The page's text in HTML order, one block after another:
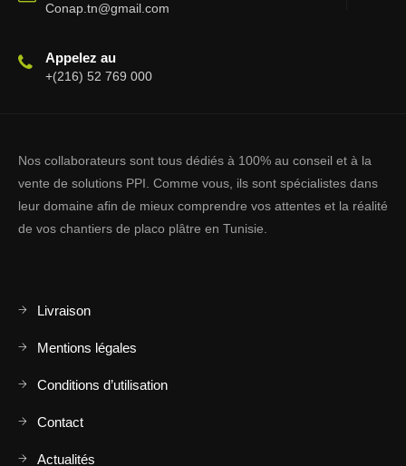
Conap.tn@gmail.com
Appelez au
+(216) 52 769 000
Nos collaborateurs sont tous dédiés à 100% au conseil et à la
vente de solutions PPI. Comme vous, ils sont spécialistes dans
leur domaine afin de mieux comprendre vos attentes et la réalité
de vos chantiers de placo plâtre en Tunisie.
Livraison
Mentions légales
Conditions d’utilisation
Contact
Actualités